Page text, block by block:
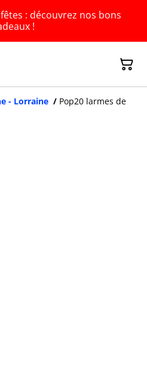
: découvrez nos bons
!
- Lorraine / Pop20 larmes de